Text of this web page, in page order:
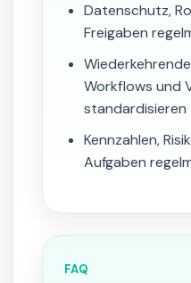
Datenschutz,
Freigaben
Workflows und
standardisieren
Kennzahlen,
Aufgaben
FAQ